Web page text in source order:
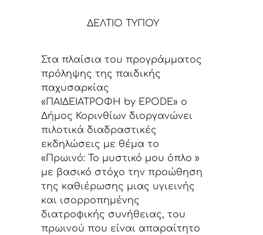
ΔΕΛΤΙΟ ΤΥΠΟΥ
Στα πλαίσια του προγράμματος
πρόληψης της παιδικής
παχυσαρκίας
«ΠΑΙΔΕΙΑΤΡΟΦΗ by EPODE» ο
Δήμος Κορινθίων διοργανώνει
πιλοτικά διαδραστικές
εκδηλώσεις με θέμα το
«Πρωινό: Το μυστικό μου όπλο »
με βασικό στόχο την προώθηση
της καθιέρωσης μιας υγιεινής
και ισορροπημένης
διατροφικής συνήθειας, του
πρωινού που είναι απαραίτητο